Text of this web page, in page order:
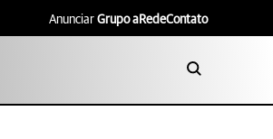
Anunciar Grupo aRedeContato